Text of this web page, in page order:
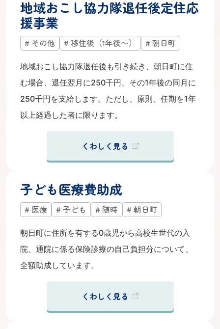
地域おこし協力隊退任後定住応
援事業
その他 移住後（1年後〜） 朝日町
地域おこし協力隊退任後も引き続き、朝日町に住
む場合、退任翌月に250千円、その1年後の同月に
250千円を支給します。ただし、原則、任期を1年
以上経過した者に限ります。
くわしく見る
子ども医療費助成
医療 子ども 随時 朝日町
朝日町に住所を有する0歳児から高校生世代の入
院、通院に係る保険診療の自己負担分について、
全額助成しています。
くわしく見る